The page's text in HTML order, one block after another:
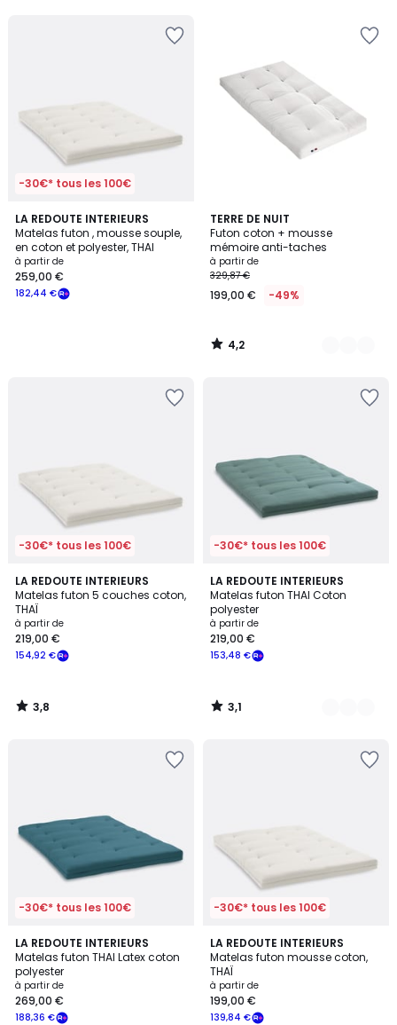
-30€* tous les 100€
LA REDOUTE INTERIEURS
Matelas futon , mousse souple,
en coton et polyester, THAI
à partir de
182,44 €
259,00 €
TERRE DE NUIT
Futon coton + mousse
mémoire anti-taches
à partir de
329,87 €
199,00 € -49%
4,2
/ 5
7
Couleurs
4,2
/
-30€* tous les 100€
LA REDOUTE INTERIEURS
Matelas futon 5 couches coton,
THAÏ
à partir de
154,92 €
219,00 €
3,8
/ 5
3,8
/
-30€* tous les 100€
LA REDOUTE INTERIEURS
Matelas futon THAI Coton
polyester
à partir de
153,48 €
219,00 €
3,1
/
5
4
Couleurs
3,1
/
-30€* tous les 100€
LA REDOUTE INTERIEURS
Matelas futon THAI Latex coton
polyester
à partir de
188,36 €
269,00 €
3,5
/ 5
4
Couleurs
-30€* tous les 100€
LA REDOUTE INTERIEURS
Matelas futon mousse coton,
THAÏ
à partir de
139,84 €
199,00 €
2,5
/ 5